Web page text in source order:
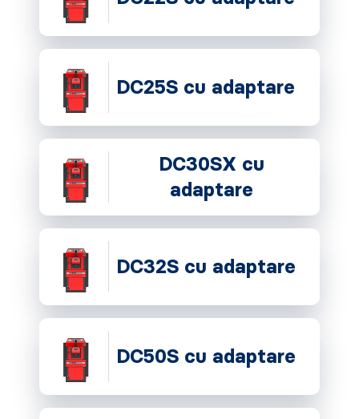
DC25S cu adaptare
DC30SX cu
adaptare
DC32S cu adaptare
DC50S cu adaptare